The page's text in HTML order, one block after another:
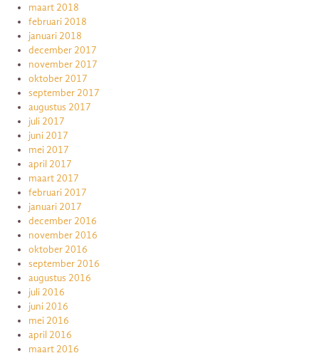
maart 2018
februari 2018
januari 2018
december 2017
november 2017
oktober 2017
september 2017
augustus 2017
juli 2017
juni 2017
mei 2017
april 2017
maart 2017
februari 2017
januari 2017
december 2016
november 2016
oktober 2016
september 2016
augustus 2016
juli 2016
juni 2016
mei 2016
april 2016
maart 2016